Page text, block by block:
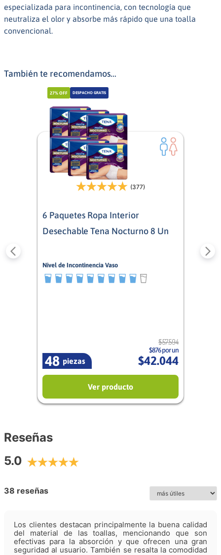
especializada para incontinencia, con tecnología que
neutraliza el olor y absorbe más rápido que una toalla
convencional.
También te recomendamos...
27% OFF DESPACHO GRATIS
(377)
6 Paquetes Ropa Interior
Desechable Tena Nocturno 8 Un
Nivel de Incontinencia Vaso
9/10
piezas
48
$57.594
$876 por un
$42.044
Ver producto
Reseñas
5.0
38 reseñas
Los clientes destacan principalmente la buena calidad
del material de las toallas, mencionando que son
efectivas para la absorción y que ofrecen una gran
seguridad al usuario. También se resalta la comodidad